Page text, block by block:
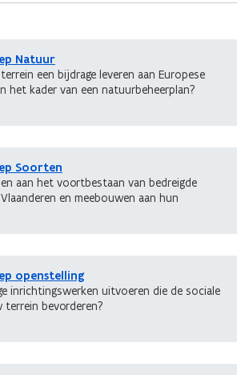
Natuur
een bijdrage leveren aan Europese
het kader van een natuurbeheerplan?
Soorten
aan het voortbestaan van bedreigde
en meebouwen aan hun
openstelling
inrichtingswerken uitvoeren die de sociale
bevorderen?